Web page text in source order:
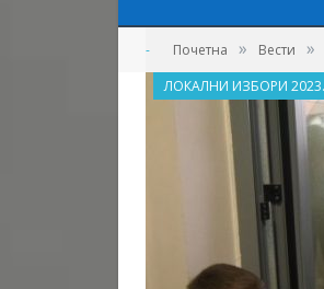
- Почетна » Вести »
ЛОКАЛНИ ИЗБОРИ 2023.